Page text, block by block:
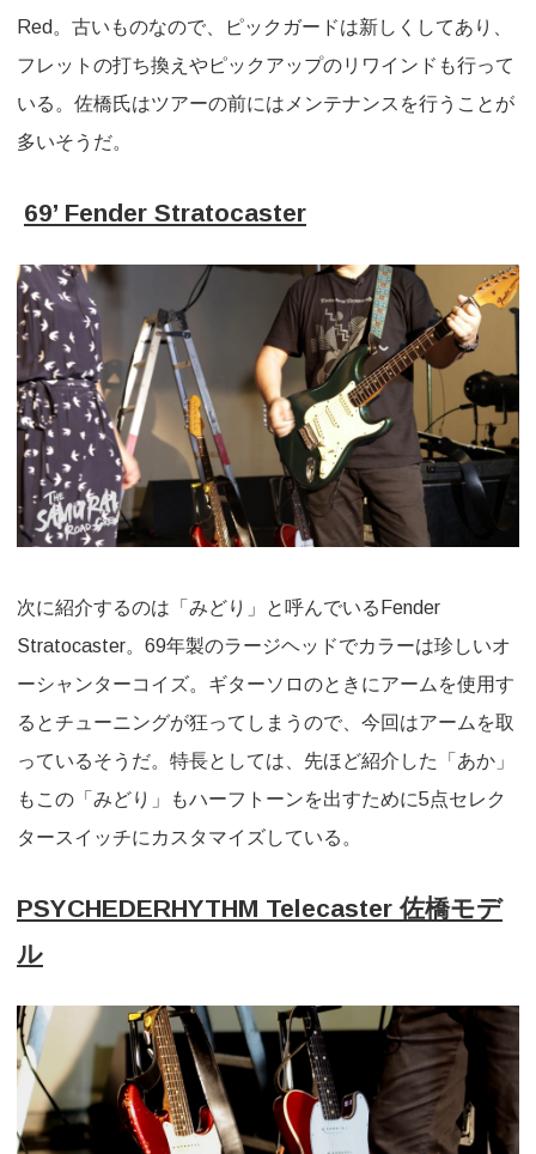
Red。古いものなので、ピックガードは新しくしてあり、
フレットの打ち換えやピックアップのリワインドも行って
いる。佐橋氏はツアーの前にはメンテナンスを行うことが
多いそうだ。
69’ Fender Stratocaster
次に紹介するのは「みどり」と呼んでいるFender
Stratocaster。69年製のラージヘッドでカラーは珍しいオ
ーシャンターコイズ。ギターソロのときにアームを使用す
るとチューニングが狂ってしまうので、今回はアームを取
っているそうだ。特長としては、先ほど紹介した「あか」
もこの「みどり」もハーフトーンを出すために5点セレク
タースイッチにカスタマイズしている。
PSYCHEDERHYTHM Telecaster 佐橋モデ
ル